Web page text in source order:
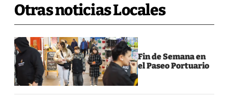
Otras noticias Locales
Fin de Semana en
el Paseo Portuario